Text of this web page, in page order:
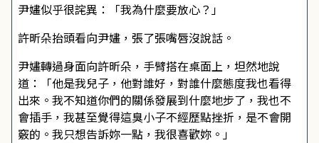
尹嫿似乎很詫異：「我為什麼要放心？」
許昕朵抬頭看向尹嫿，張了張嘴唇沒說話。
尹嫿轉過身面向許昕朵，手臂搭在桌面上，坦然地說
道：「他是我兒子，他對誰好，對誰什麼態度我也看得
出來。我不知道你們的關係發展到什麼地步了，我也不
會插手，我甚至覺得這臭小子不經歷點挫折，是不會開
竅的。我只想告訴妳一點，我很喜歡妳。」